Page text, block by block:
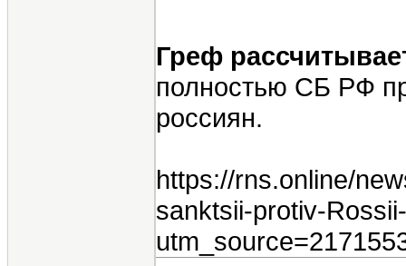
Греф
полностью СБ РФ
россиян.
https://rns.online/
sanktsii-protiv-